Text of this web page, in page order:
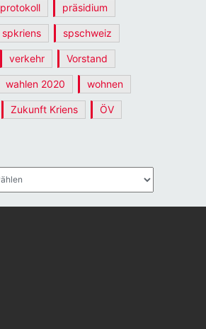
protokoll präsidium
spkriens spschweiz
verkehr Vorstand
wahlen 2020 wohnen
Zukunft Kriens ÖV